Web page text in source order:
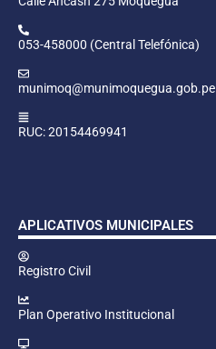
053-458000 (Central Telefónica)
munimoq@munimoquegua.gob.pe
RUC: 20154469941
APLICATIVOS MUNICIPALES
Registro Civil
Plan Operativo Institucional